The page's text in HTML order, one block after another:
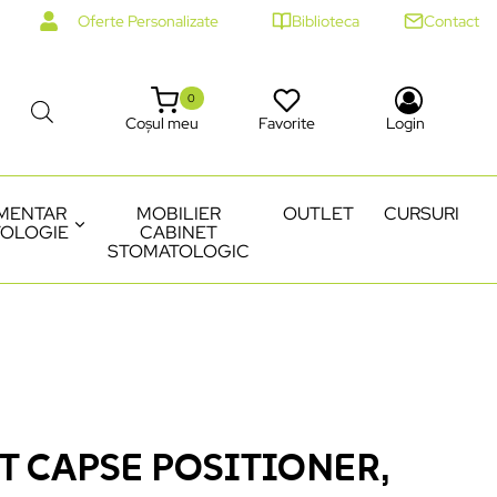
Oferte Personalizate Biblioteca Contact
Coșul meu
0
Favorite Login
MOBILIER
CABINET
STOMATOLOGIC
OUTLET CURSURI
CAPSE POSITIONER,